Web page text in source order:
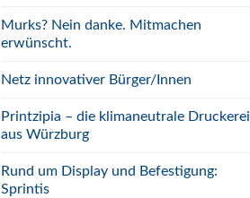
Murks? Nein danke. Mitmachen
erwünscht.
Netz innovativer Bürger/Innen
Printzipia – die klimaneutrale Druckerei
aus Würzburg
Rund um Display und Befestigung:
Sprintis